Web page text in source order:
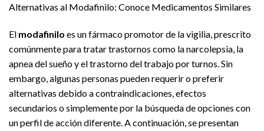
Alternativas al Modafinilo: Conoce Medicamentos Similares
El modafinilo es un fármaco promotor de la vigilia, prescrito
comúnmente para tratar trastornos como la narcolepsia, la
apnea del sueño y el trastorno del trabajo por turnos. Sin
embargo, algunas personas pueden requerir o preferir
alternativas debido a contraindicaciones, efectos
secundarios o simplemente por la búsqueda de opciones con
un perfil de acción diferente. A continuación, se presentan